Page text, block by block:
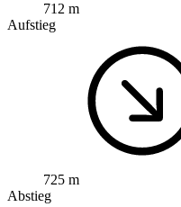
712 m
Aufstieg
725 m
Abstieg